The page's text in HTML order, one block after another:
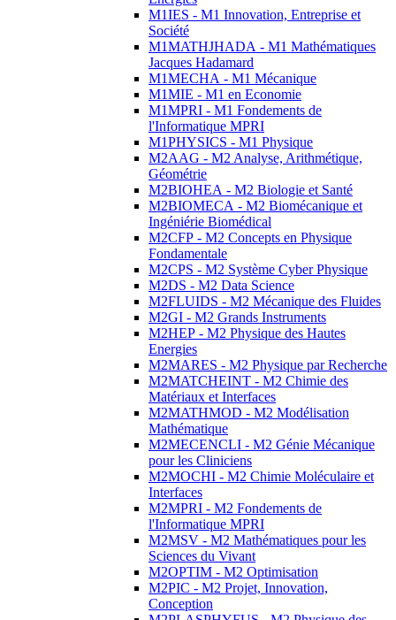
M1IES - M1 Innovation, Entreprise et
Société
M1MATHJHADA - M1 Mathématiques
Jacques Hadamard
M1MECHA - M1 Mécanique
M1MIE - M1 en Economie
M1MPRI - M1 Fondements de
l'Informatique MPRI
M1PHYSICS - M1 Physique
M2AAG - M2 Analyse, Arithmétique,
Géométrie
M2BIOHEA - M2 Biologie et Santé
M2BIOMECA - M2 Biomécanique et
Ingéniérie Biomédical
M2CFP - M2 Concepts en Physique
Fondamentale
M2CPS - M2 Système Cyber Physique
M2DS - M2 Data Science
M2FLUIDS - M2 Mécanique des Fluides
M2GI - M2 Grands Instruments
M2HEP - M2 Physique des Hautes
Energies
M2MARES - M2 Physique par Recherche
M2MATCHEINT - M2 Chimie des
Matériaux et Interfaces
M2MATHMOD - M2 Modélisation
Mathématique
M2MECENCLI - M2 Génie Mécanique
pour les Cliniciens
M2MOCHI - M2 Chimie Moléculaire et
Interfaces
M2MPRI - M2 Fondements de
l'Informatique MPRI
M2MSV - M2 Mathématiques pour les
Sciences du Vivant
M2OPTIM - M2 Optimisation
M2PIC - M2 Projet, Innovation,
Conception